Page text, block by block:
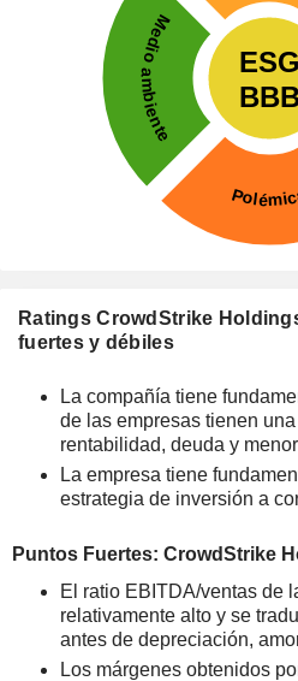
Ratings CrowdStrike
fuertes y débiles
La compañía tiene
de las empresas tienen
rentabilidad, deuda y
La empresa tiene
estrategia de inversión a
Puntos Fuertes: CrowdStrike
El ratio EBITDA/ventas de
relativamente alto y se
antes de depreciación,
Los márgenes obtenidos